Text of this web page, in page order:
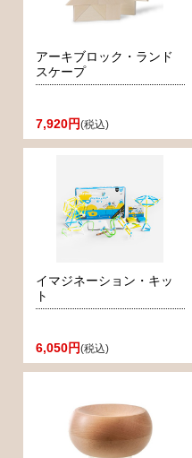
アーキブロック・ランド
スケープ
7,920円(税込)
イマジネーション・キッ
ト
6,050円(税込)